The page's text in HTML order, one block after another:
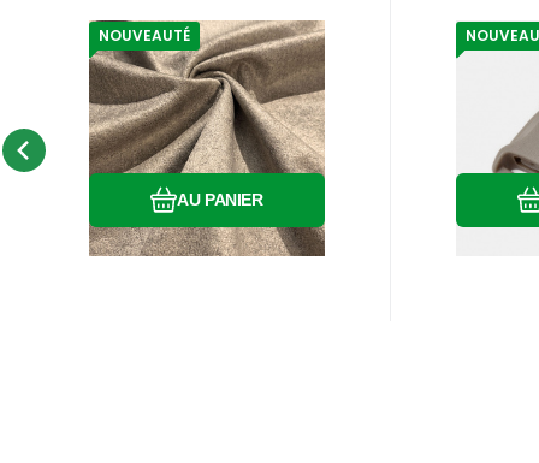
NOUVEAUTÉ
Tissu velours
ameublement 390
g/m² au mètre,
Infinity Beige
Code:INFINITYO02
EAN:8595721022193
13EUR
En stock 40.7 m
AU PANIER
Préféré
Comparer
Tissu d'ameublement en
velours
30
Code:
EAN:
En
en